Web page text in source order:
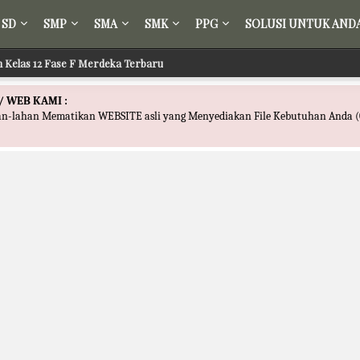
SD SMP SMA SMK PPG SOLUSI UNTUK
Kelas 12 Fase F Merdeka Terbaru
WEB KAMI :
lahan Mematikan WEBSITE asli yang Menyediakan File Kebutuhan Anda